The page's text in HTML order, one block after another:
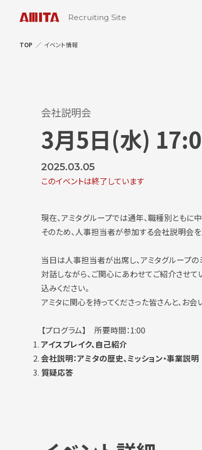
Recruiting Site
TOP イベント情報
会社説明会
3月5日(水)
2025.03.05
このイベントは終了しています
現在、アミタグループでは通年、職種別ともに
そのため、人事担当者が参加する会社説明会
当日は人事担当者が出席し、アミタグループの
対話しながら、ご関心にあわせてご紹介させて
込みください。
アミタに関心を持ってくださった皆さんと、お会
【プログラム】 所要時間：1:00
アイスブレイク、自己紹介
会社説明：アミタの歴史、ミッション・事業説明
質疑応答